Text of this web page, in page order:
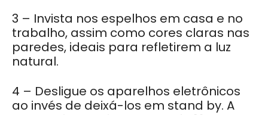
3 – Invista nos espelhos em casa e no
trabalho, assim como cores claras nas
paredes, ideais para refletirem a luz
natural.
4 – Desligue os aparelhos eletrônicos
ao invés de deixá-los em stand by. A